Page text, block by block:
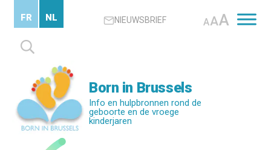
content
NIEUWSBRIEF AAA
Zoeken
naar:
FR NL
Born in Brussels
Info en hulpbronnen rond de
geboorte en de vroege
kinderjaren